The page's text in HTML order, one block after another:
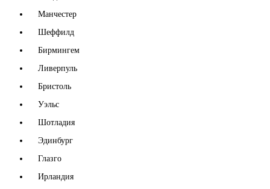
Манчестер
Шеффилд
Бирмингем
Ливерпуль
Бристоль
Уэльс
Шотладия
Эдинбург
Глазго
Ирландия